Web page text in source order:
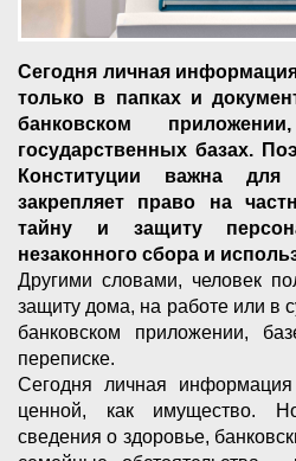
Сегодня личная
только в папках и
банковском
государственных базах.
Конституции важна
закрепляет право на
тайну и защиту
незаконного сбора и
Другими словами, человек
защиту дома, на работе или в
банковском приложении,
переписке.
Сегодня личная
ценной, как имущество.
сведения о здоровье,